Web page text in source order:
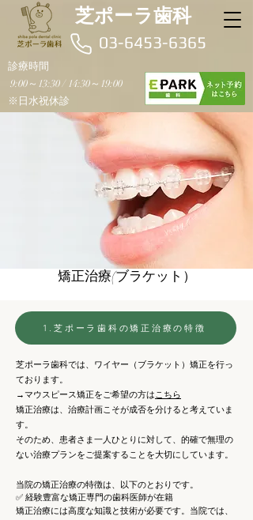
芝ポーラ歯科
診療時間
9:00～13:30 / 14:30～19:00
※日水祝休診
03-6453-6365
矯正治療(ブラケット）
1.芝ポーラ歯科の矯正治療の特徴
芝ポーラ歯科では、ワイヤー（ブラケット）矯正を行っ
ております。
​→マウスピース矯正をご希望の方はこちら
矯正治療は、治療計画こそが成否を分けると考えていま
す。
そのため、患者さま一人ひとりに対して、的確で無理の
ない治療プランをご提案することを大切にしています。
当院の矯正治療の特徴は、以下のとおりです。
✅ 経験豊富な矯正専門の歯科医師が在籍
矯正治療には高度な知識と技術が必要です。当院では、